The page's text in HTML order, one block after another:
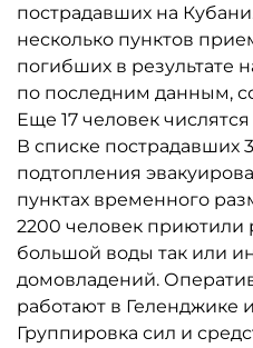
пострадавших на
несколько пунктов
погибших в результате
по последним данным,
Еще 17 человек
В списке пострадавших
подтопления
пунктах временного
2200 человек приютили
большой воды так или
домовладений.
работают в Геленджике
Группировка сил и